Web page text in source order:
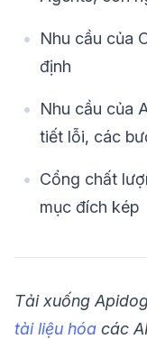
Nhu cầu của
định
Nhu cầu của
tiết lỗi, các
Cổng chất
mục đích kép
Tải xuống
tài liệu hóa các